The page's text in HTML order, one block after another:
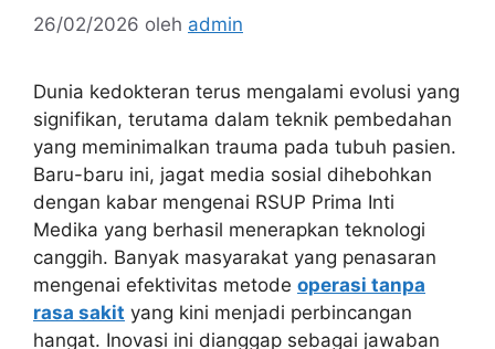
26/02/2026 oleh admin
Dunia kedokteran terus mengalami evolusi yang
signifikan, terutama dalam teknik pembedahan
yang meminimalkan trauma pada tubuh pasien.
Baru-baru ini, jagat media sosial dihebohkan
dengan kabar mengenai RSUP Prima Inti
Medika yang berhasil menerapkan teknologi
canggih. Banyak masyarakat yang penasaran
mengenai efektivitas metode operasi tanpa
rasa sakit yang kini menjadi perbincangan
hangat. Inovasi ini dianggap sebagai jawaban